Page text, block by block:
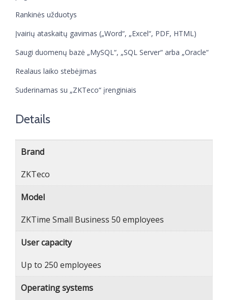
Rankinės užduotys
Įvairių ataskaitų gavimas („Word“, „Excel“, PDF, HTML)
Saugi duomenų bazė „MySQL“, „SQL Server“ arba „Oracle“
Realaus laiko stebėjimas
Suderinamas su „ZKTeco“ įrenginiais
Details
Brand
ZKTeco
Model
ZKTime Small Business 50 employees
User capacity
Up to 250 employees
Operating systems